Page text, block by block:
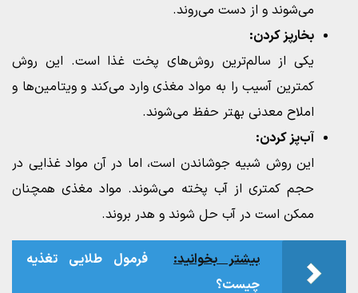
می‌شوند و از دست می‌روند.
بخارپز کردن:
یکی از سالم‌ترین روش‌های پخت غذا است. این روش
کمترین آسیب را به مواد مغذی وارد می‌کند و ویتامین‌ها و
املاح معدنی بهتر حفظ می‌شوند.
آب‌پز کردن:
این روش شبیه جوشاندن است، اما در آن مواد غذایی در
حجم کمتری از آب پخته می‌شوند. مواد مغذی همچنان
ممکن است در آب حل شوند و هدر بروند.
بیشتر بخوانید:
فرمول طلایی تغذیه
چیست؟